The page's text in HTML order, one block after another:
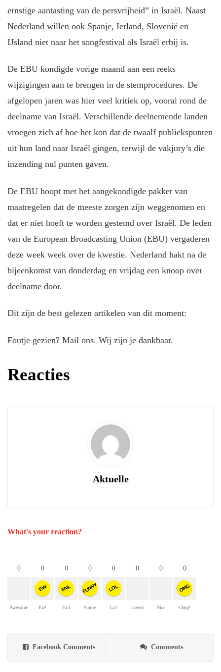
ernstige aantasting van de persvrijheid” in Israël. Naast
Nederland willen ook Spanje, Ierland, Slovenië en
IJsland niet naar het songfestival als Israël erbij is.
De EBU kondigde vorige maand aan een reeks
wijzigingen aan te brengen in de stemprocedures. De
afgelopen jaren was hier veel kritiek op, vooral rond de
deelname van Israël. Verschillende deelnemende landen
vroegen zich af hoe het kon dat de twaalf publiekspunten
uit hun land naar Israël gingen, terwijl de vakjury’s die
inzending nul punten gaven.
De EBU hoopt met het aangekondigde pakket van
maatregelen dat de meeste zorgen zijn weggenomen en
dat er niet hoeft te worden gestemd over Israël. De leden
van de European Broadcasting Union (EBU) vergaderen
deze week week over de kwestie. Nederland hakt na de
bijeenkomst van donderdag en vrijdag een knoop over
deelname door.
Dit zijn de best gelezen artikelen van dit moment:
Foutje gezien? Mail ons. Wij zijn je dankbaar.
Reacties
Aktuelle
What's your reaction?
0
Awesome
0
EW
Ew!
0
FAIL
Fail
0
FUNNY
Funny
0
LOL
Lol
0
Loved
0
Nice
0
OMG
Omg!
Facebook Comments Comments